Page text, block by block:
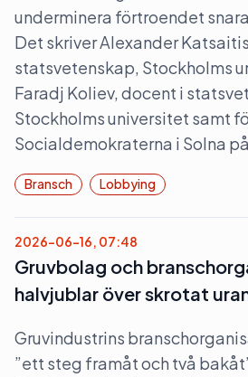
underminera förtroendet
Det skriver Alexander
statsvetenskap, Stockholms
Faradj Koliev, docent i
Stockholms universitet samt
Socialdemokraterna i Solna
Bransch Lobbying
2026-06-16, 07:48
Gruvbolag och
halvjublar över skrotat
Gruvindustrins
”ett steg framåt och två